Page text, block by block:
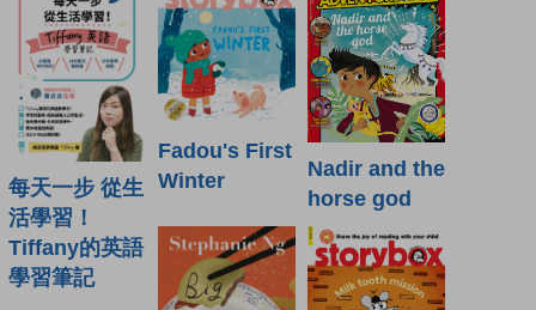
每天一步 從生
活學習！
Tiffany的英語
學習筆記
Fadou's First
Winter
Nadir and the
horse god